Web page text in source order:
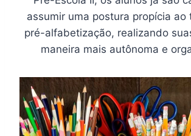
assumir uma postura propícia ao
pré-alfabetização, realizando
maneira mais autônoma e